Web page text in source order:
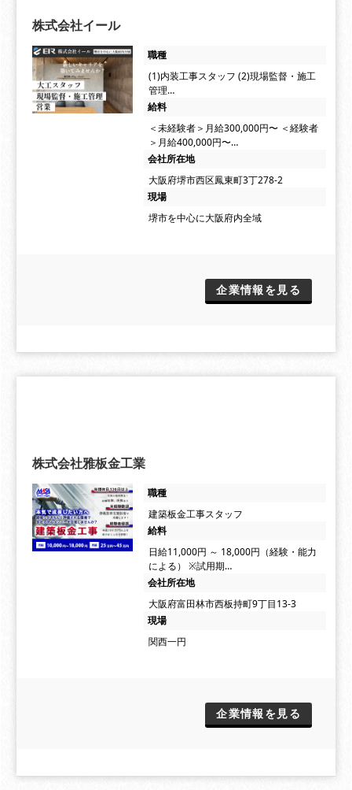
株式会社イール
職種
(1)内装工事スタッフ (2)現場監督・施工
管理…
給料
＜未経験者＞月給300,000円〜 ＜経験者
＞月給400,000円〜…
会社所在地
大阪府堺市西区鳳東町3丁278-2
現場
堺市を中心に大阪府内全域
企業情報を見る
株式会社雅板金工業
職種
建築板金工事スタッフ
給料
日給11,000円 ～ 18,000円（経験・能力
による） ※試用期…
会社所在地
大阪府富田林市西板持町9丁目13-3
現場
関西一円
企業情報を見る